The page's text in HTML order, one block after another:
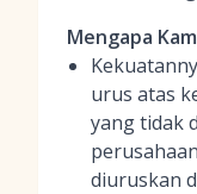
Mengapa
urus atas
yang tidak
diuruskan